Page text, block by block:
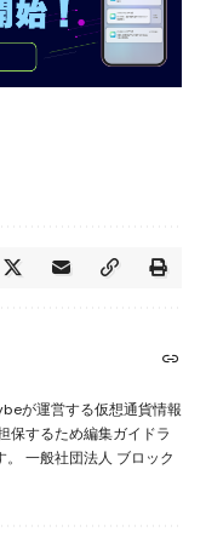
が運営する仮想通貨情報
保するため編集ガイドラ
一般社団法人 ブロック